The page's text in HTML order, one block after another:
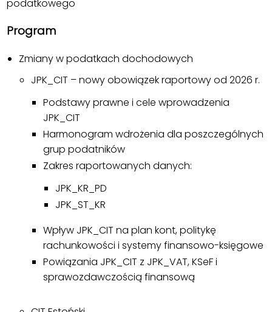
podatkowego
Program
Zmiany w podatkach dochodowych
JPK_CIT – nowy obowiązek raportowy od 2026 r.
Podstawy prawne i cele wprowadzenia
JPK_CIT
Harmonogram wdrożenia dla poszczególnych
grup podatników
Zakres raportowanych danych:
JPK_KR_PD
JPK_ST_KR
Wpływ JPK_CIT na plan kont, politykę
rachunkowości i systemy finansowo-księgowe
Powiązania JPK_CIT z JPK_VAT, KSeF i
sprawozdawczością finansową